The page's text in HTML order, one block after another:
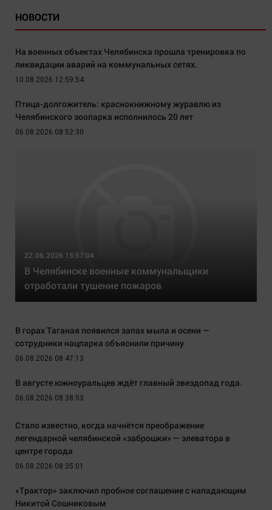
НОВОСТИ
На военных объектах Челябинска прошла тренировка по
ликвидации аварий на коммунальных сетях.
10.08.2026 12:59:54
Птица-долгожитель: краснокнижному журавлю из
Челябинского зоопарка исполнилось 20 лет
06.08.2026 08:52:30
22.06.2026 15:57:04
В Челябинске военные коммунальщики
отработали тушение пожаров
В горах Таганая появился запах мыла и осени —
сотрудники нацпарка объяснили причину
06.08.2026 08:47:13
В августе южноуральцев ждёт главный звездопад года.
06.08.2026 08:38:53
Стало известно, когда начнётся преображение
легендарной челябинской «заброшки» — элеватора в
центре города
06.08.2026 08:35:01
«Трактор» заключил пробное соглашение с нападающим
Никитой Сошниковым